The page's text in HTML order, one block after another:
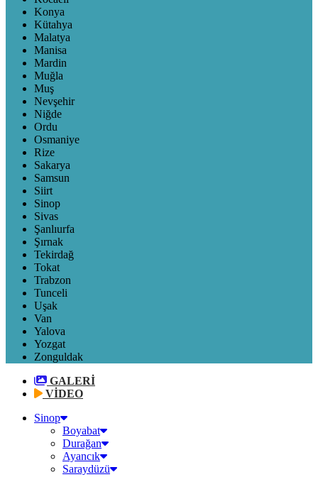
Konya
Kütahya
Malatya
Manisa
Mardin
Muğla
Muş
Nevşehir
Niğde
Ordu
Osmaniye
Rize
Sakarya
Samsun
Siirt
Sinop
Sivas
Şanlıurfa
Şırnak
Tekirdağ
Tokat
Trabzon
Tunceli
Uşak
Van
Yalova
Yozgat
Zonguldak
GALERİ
VİDEO
Sinop
Boyabat
Durağan
Ayancık
Saraydüzü